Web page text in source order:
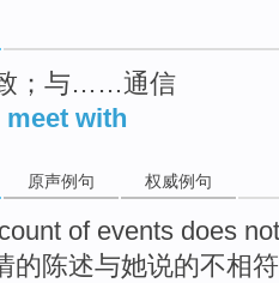
；与……通信
meet with
原声例句 权威例句
of events does not
的 陈述与她说的不相符